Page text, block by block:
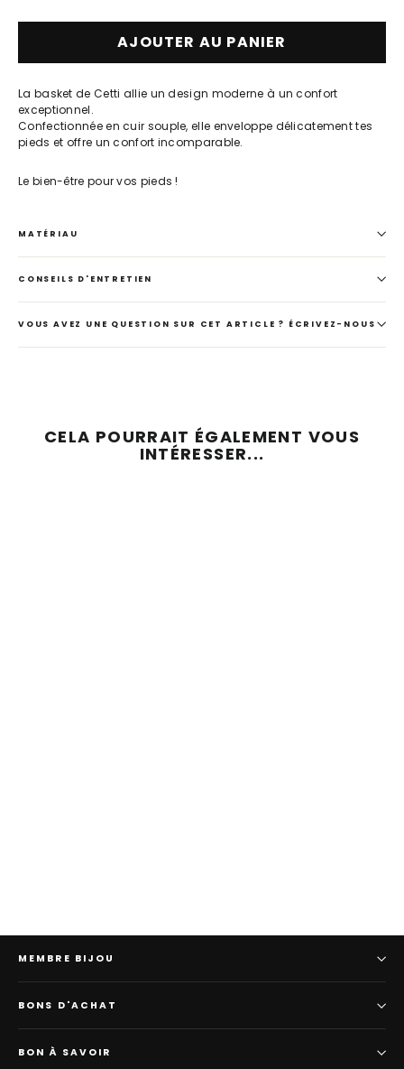
AJOUTER AU PANIER
La basket de Cetti allie un design moderne à un confort
exceptionnel.
Confectionnée en cuir souple, elle enveloppe délicatement tes
pieds et offre un confort incomparable.
Le bien-être pour vos pieds !
MATÉRIAU
CONSEILS D'ENTRETIEN
VOUS AVEZ UNE QUESTION SUR CET ARTICLE ? ÉCRIVEZ-NOUS
CELA POURRAIT ÉGALEMENT VOUS
INTÉRESSER...
MEMBRE BIJOU
BONS D'ACHAT
BON À SAVOIR